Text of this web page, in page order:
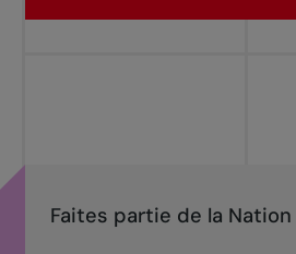
Faites partie de la Nation